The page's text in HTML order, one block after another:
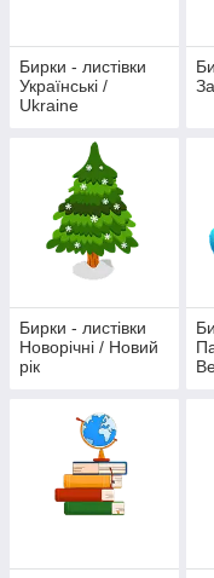
Бирки - листівки
Українські /
Ukraine
Бирки - листівки
Новорічні / Новий
рік